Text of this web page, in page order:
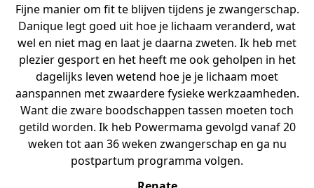
Fijne manier om fit te blijven tijdens je zwangerschap.
Danique legt goed uit hoe je lichaam veranderd, wat
wel en niet mag en laat je daarna zweten. Ik heb met
plezier gesport en het heeft me ook geholpen in het
dagelijks leven wetend hoe je je lichaam moet
aanspannen met zwaardere fysieke werkzaamheden.
Want die zware boodschappen tassen moeten toch
getild worden. Ik heb Powermama gevolgd vanaf 20
weken tot aan 36 weken zwangerschap en ga nu
postpartum programma volgen.